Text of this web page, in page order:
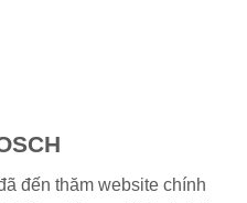
đến thăm website chính